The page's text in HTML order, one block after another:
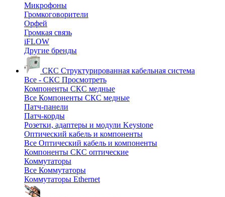
Микрофоны
Громкоговорители
Орфей
Громкая связь
iFLOW
Другие бренды
СКС Структурированная кабельная система
Все - СКС Просмотреть
Компоненты СКС медные
Все Компоненты СКС медные
Патч-панели
Патч-корды
Розетки, адаптеры и модули Keystone
Оптический кабель и компоненты
Все Оптический кабель и компоненты
Компоненты СКС оптические
Коммутаторы
Все Коммутаторы
Коммутаторы Ethernet